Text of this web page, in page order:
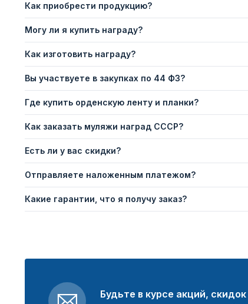
Как приобрести продукцию?
Могу ли я купить награду?
Как изготовить награду?
Вы участвуете в закупках по 44 ФЗ?
Где купить орденскую ленту и планки?
Как заказать муляжи наград СССР?
Есть ли у вас скидки?
Отправляете наложенным платежом?
Какие гарантии, что я получу заказ?
Будьте в курсе акций, скидок